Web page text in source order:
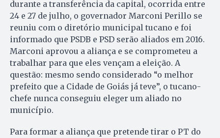
durante a transferência da capital, ocorrida entre
24 e 27 de julho, o governador Marconi Perillo se
reuniu com o diretório municipal tucano e foi
informado que PSDB e PSD serão aliados em 2016.
Marconi aprovou a aliança e se comprometeu a
trabalhar para que eles vençam a eleição. A
questão: mesmo sendo considerado “o melhor
prefeito que a Cidade de Goiás já teve”, o tucano-
chefe nunca conseguiu eleger um aliado no
município.
Para formar a aliança que pretende tirar o PT do